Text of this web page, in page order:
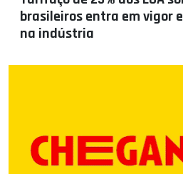
brasileiros entra em vigor
na indústria